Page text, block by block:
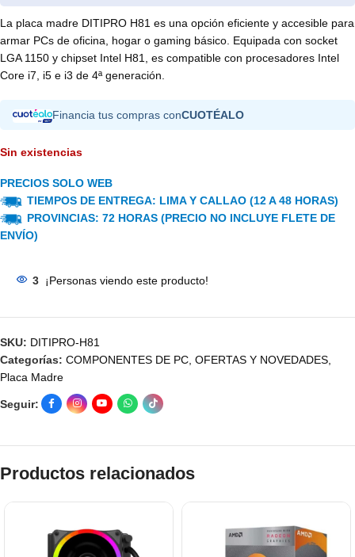
La placa madre DITIPRO H81 es una opción eficiente y accesible para
armar PCs de oficina, hogar o gaming básico. Equipada con socket
LGA 1150 y chipset Intel H81, es compatible con procesadores Intel
Core i7, i5 e i3 de 4ª generación.
Financia tus compras conCUOTÉALO
Sin existencias
PRECIOS SOLO WEB
TIEMPOS DE ENTREGA: LIMA Y CALLAO (12 A 48 HORAS)
PROVINCIAS: 72 HORAS (PRECIO NO INCLUYE FLETE DE
ENVÍO)
3 ¡Personas viendo este producto!
SKU: DITIPRO-H81
Categorías: COMPONENTES DE PC, OFERTAS Y NOVEDADES,
Placa Madre
Seguir:
Productos relacionados